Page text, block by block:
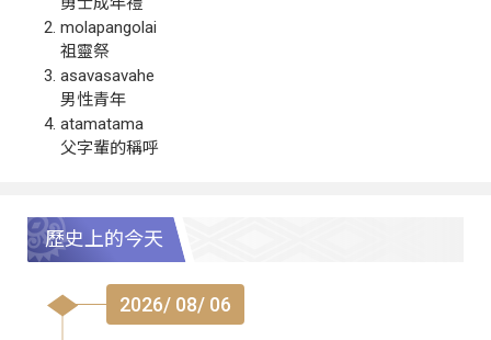
molapangolai
祖靈祭
asavasavahe
男性青年
atamatama
父字輩的稱呼
歷史上的今天
2026/ 08/ 06